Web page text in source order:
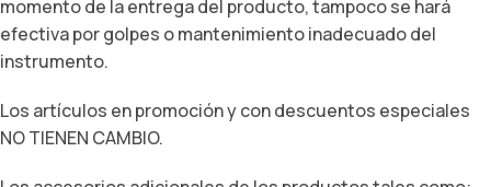
momento de la entrega del producto, tampoco se hará
efectiva por golpes o mantenimiento inadecuado del
instrumento.
Los artículos en promoción y con descuentos especiales
NO TIENEN CAMBIO.